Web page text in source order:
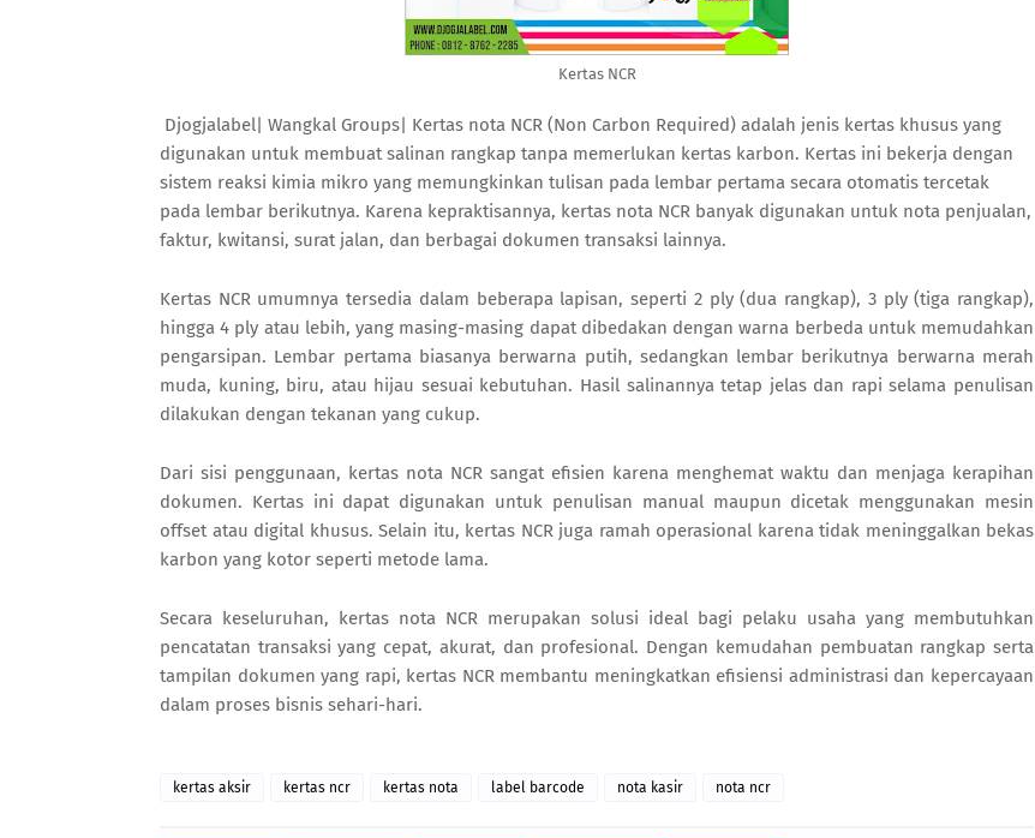
Kertas NCR
Djogjalabel| Wangkal Groups| Kertas nota NCR (Non Carbon Required) adalah jenis kertas khusus yang
digunakan untuk membuat salinan rangkap tanpa memerlukan kertas karbon. Kertas ini bekerja dengan
sistem reaksi kimia mikro yang memungkinkan tulisan pada lembar pertama secara otomatis tercetak
pada lembar berikutnya. Karena kepraktisannya, kertas nota NCR banyak digunakan untuk nota penjualan,
faktur, kwitansi, surat jalan, dan berbagai dokumen transaksi lainnya.
Kertas NCR umumnya tersedia dalam beberapa lapisan, seperti 2 ply (dua rangkap), 3 ply (tiga rangkap),
hingga 4 ply atau lebih, yang masing-masing dapat dibedakan dengan warna berbeda untuk memudahkan
pengarsipan. Lembar pertama biasanya berwarna putih, sedangkan lembar berikutnya berwarna merah
muda, kuning, biru, atau hijau sesuai kebutuhan. Hasil salinannya tetap jelas dan rapi selama penulisan
dilakukan dengan tekanan yang cukup.
Dari sisi penggunaan, kertas nota NCR sangat efisien karena menghemat waktu dan menjaga kerapihan
dokumen. Kertas ini dapat digunakan untuk penulisan manual maupun dicetak menggunakan mesin
offset atau digital khusus. Selain itu, kertas NCR juga ramah operasional karena tidak meninggalkan bekas
karbon yang kotor seperti metode lama.
Secara keseluruhan, kertas nota NCR merupakan solusi ideal bagi pelaku usaha yang membutuhkan
pencatatan transaksi yang cepat, akurat, dan profesional. Dengan kemudahan pembuatan rangkap serta
tampilan dokumen yang rapi, kertas NCR membantu meningkatkan efisiensi administrasi dan kepercayaan
dalam proses bisnis sehari-hari.
kertas aksir kertas ncr kertas nota label barcode nota kasir nota ncr